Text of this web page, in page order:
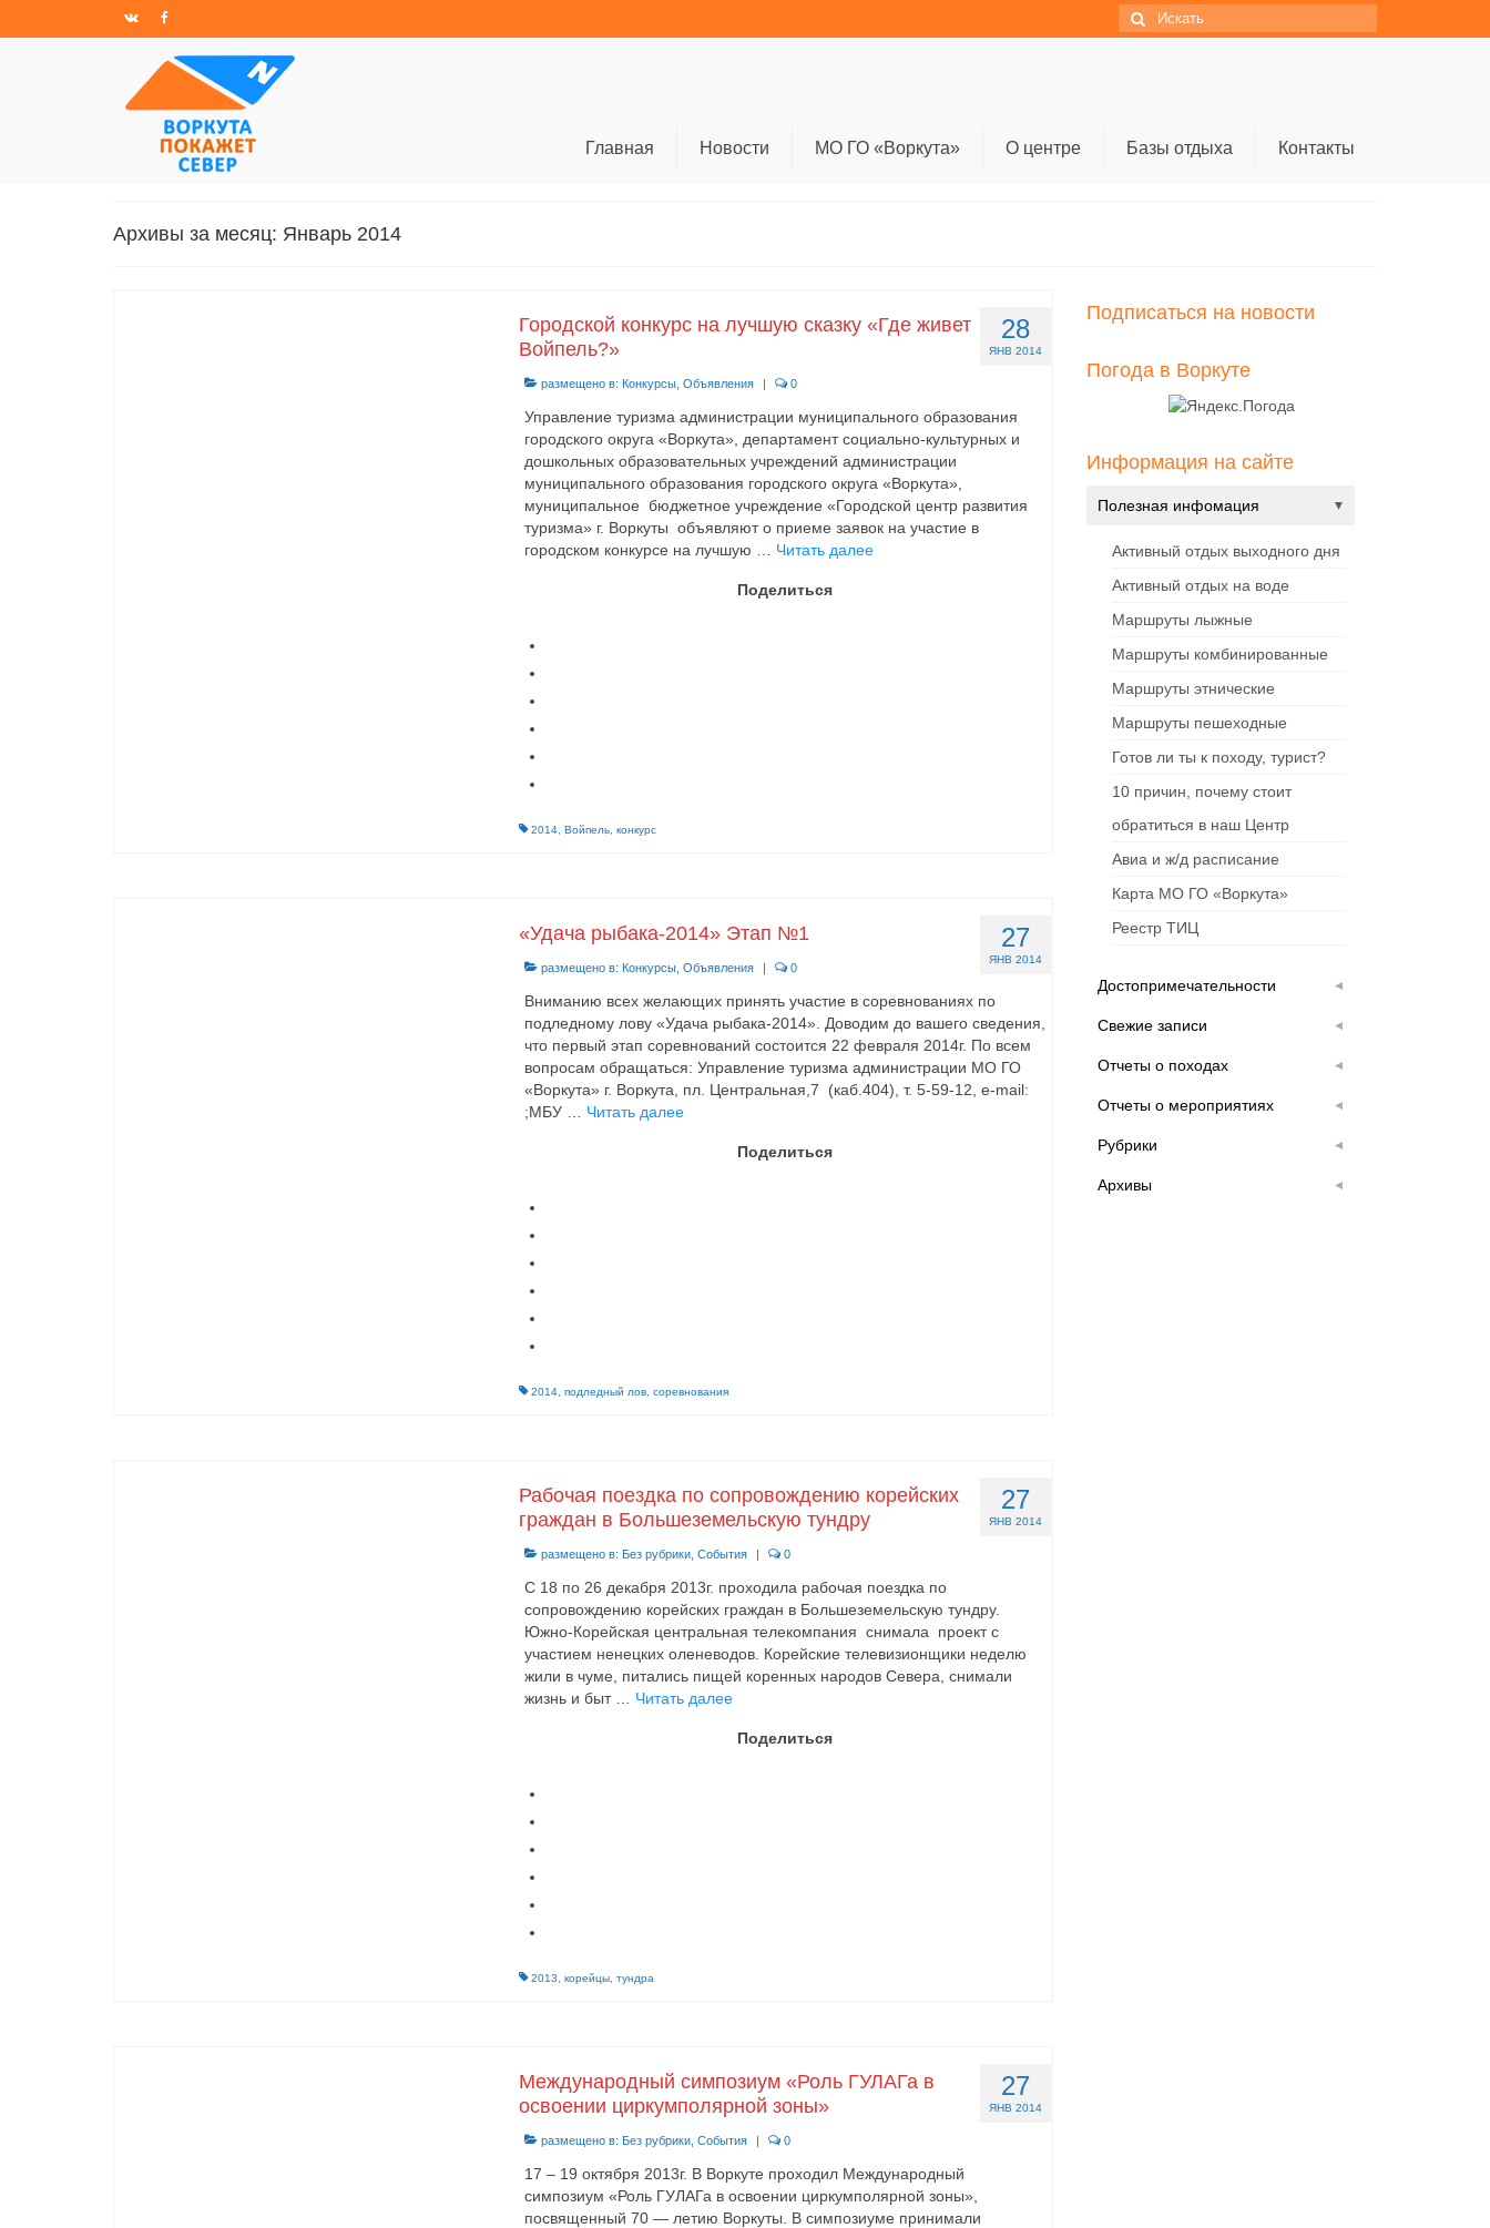
Искать:
Главная Новости МО ГО «Воркута» О центре Базы отдыха Контакты
Архивы за месяц: Январь 2014
28
ЯНВ 2014
Городской конкурс на лучшую сказку «Где живет
Войпель?»
размещено в: Конкурсы, Объявления | 0
Управление туризма администрации муниципального образования
городского округа «Воркута», департамент социально-культурных и
дошкольных образовательных учреждений администрации
муниципального образования городского округа «Воркута»,
муниципальное бюджетное учреждение «Городской центр развития
туризма» г. Воркуты объявляют о приеме заявок на участие в
городском конкурсе на лучшую … Читать далее
Поделиться
2014, Войпель, конкурс
27
ЯНВ 2014
«Удача рыбака-2014» Этап №1
размещено в: Конкурсы, Объявления | 0
Вниманию всех желающих принять участие в соревнованиях по
подледному лову «Удача рыбака-2014». Доводим до вашего сведения,
что первый этап соревнований состоится 22 февраля 2014г. По всем
вопросам обращаться: Управление туризма администрации МО ГО
«Воркута» г. Воркута, пл. Центральная,7 (каб.404), т. 5-59-12, e-mail:
;МБУ … Читать далее
Поделиться
2014, подледный лов, соревнования
27
ЯНВ 2014
Рабочая поездка по сопровождению корейских
граждан в Большеземельскую тундру
размещено в: Без рубрики, События | 0
С 18 по 26 декабря 2013г. проходила рабочая поездка по
сопровождению корейских граждан в Большеземельскую тундру.
Южно-Корейская центральная телекомпания снимала проект с
участием ненецких оленеводов. Корейские телевизионщики неделю
жили в чуме, питались пищей коренных народов Севера, снимали
жизнь и быт … Читать далее
Поделиться
2013 корейцы, тундра
27
ЯНВ 2014
Международный симпозиум «Роль ГУЛАГа в
освоении циркумполярной зоны»
размещено в: Без рубрики, События | 0
17 – 19 октября 2013г. В Воркуте проходил Международный
симпозиум «Роль ГУЛАГа в освоении циркумполярной зоны»,
посвященный 70 — летию Воркуты. В симпозиуме принимали
Подписаться на новости
Погода в Воркуте
Информация на сайте
Полезная инфомация
Активный отдых выходного дня
Активный отдых на воде
Маршруты лыжные
Маршруты комбинированные
Маршруты этнические
Маршруты пешеходные
Готов ли ты к походу, турист?
10 причин, почему стоит
обратиться в наш Центр
Авиа и ж/д расписание
Карта МО ГО «Воркута»
Реестр ТИЦ
Достопримечательности
Свежие записи
Отчеты о походах
Отчеты о мероприятиях
Рубрики
Архивы